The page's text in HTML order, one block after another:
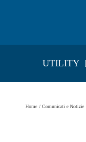
UTILITY
Home Comunicati e Notizie